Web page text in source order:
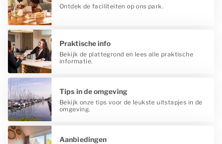
Ontdek de faciliteiten op ons park.
Praktische info
Bekijk de plattegrond en lees alle praktische
informatie.
Tips in de omgeving
Bekijk onze tips voor de leukste uitstapjes in de
omgeving.
Aanbiedingen